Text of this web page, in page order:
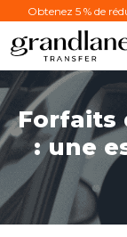
Obtenez 5 % de
Forfaits
: une